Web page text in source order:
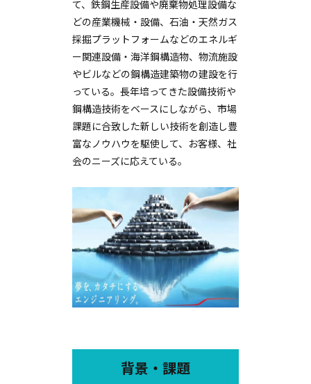
て、鉄鋼生産設備や廃棄物処理設備な
どの産業機械・設備、石油・天然ガス
採掘プラットフォームなどのエネルギ
ー関連設備・海洋鋼構造物、物流施設
やビルなどの鋼構造建築物の建設を行
っている。長年培ってきた設備技術や
鋼構造技術をベースにしながら、市場
課題に合致した新しい技術を創造し豊
富なノウハウを駆使して、お客様、社
会のニーズに応えている。
背景・課題